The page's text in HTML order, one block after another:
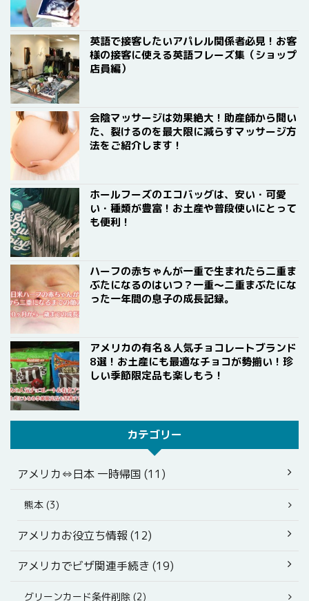
英語で接客したいアパレル関係者必見！お客
様の接客に使える英語フレーズ集（ショップ
店員編）
会陰マッサージは効果絶大！助産師から聞い
た、裂けるのを最大限に減らすマッサージ方
法をご紹介します！
ホールフーズのエコバッグは、安い・可愛
い・種類が豊富！お土産や普段使いにとって
も便利！
ハーフの赤ちゃんが一重で生まれたら二重ま
ぶたになるのはいつ？一重〜二重まぶたにな
った一年間の息子の成長記録。
アメリカの有名＆人気チョコレートブランド
8選！お土産にも最適なチョコが勢揃い！珍
しい季節限定品も楽しもう！
カテゴリー
アメリカ⇔日本 一時帰国 (11)
熊本 (3)
アメリカお役立ち情報 (12)
アメリカでビザ関連手続き (19)
グリーンカード条件削除 (2)